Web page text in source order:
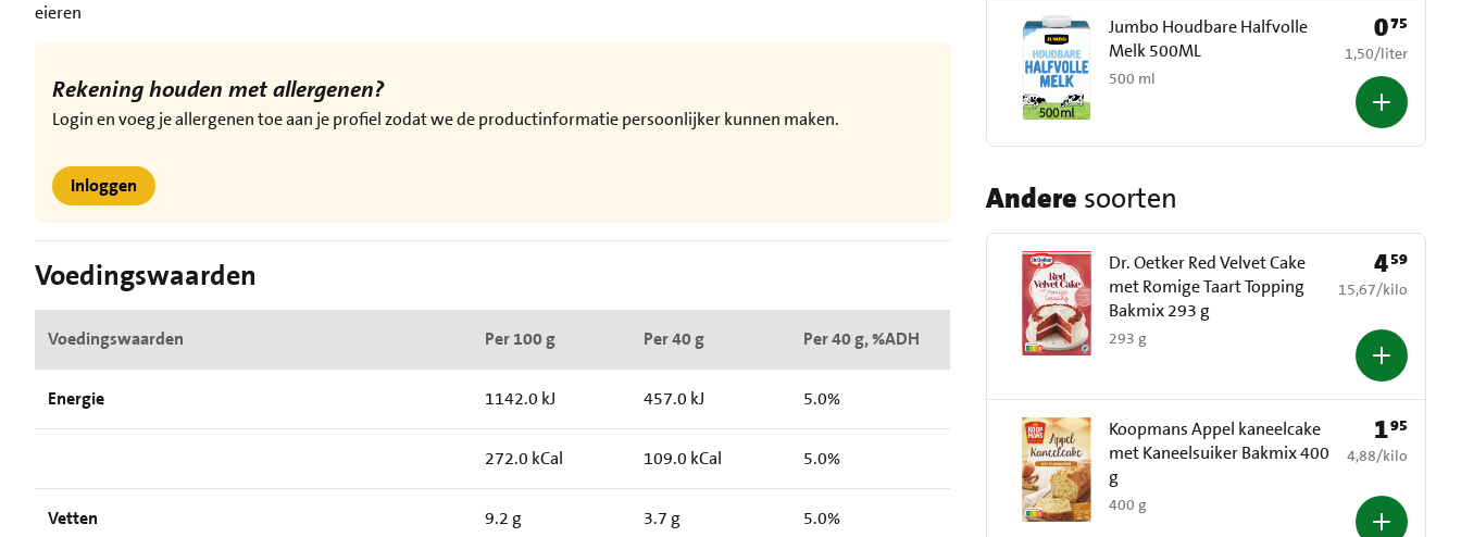
eieren
Rekening houden met allergenen?
Login en voeg je allergenen toe aan je profiel zodat we de productinformatie persoonlijker kunnen maken.
Inloggen
Voedingswaarden
Voedingswaarden Per 100 g Per 40 g Per 40 g, %ADH
Energie 1142.0 kJ 457.0 kJ 5.0%
272.0 kCal 109.0 kCal 5.0%
Vetten 9.2 g 3.7 g 5.0%
Jumbo Houdbare Halfvolle
Melk 500ML
500 ml
Prijs: € 0,75
075
€ 1,50 per liter
1,50/liter
Andere soorten
Dr. Oetker Red Velvet Cake
met Romige Taart Topping
Bakmix 293 g
293 g
Prijs: € 4,59
459
€ 15,67 per kilo
15,67/kilo
Koopmans Appel kaneelcake
met Kaneelsuiker Bakmix 400
g
400 g
Prijs: € 1,95
195
€ 4,88 per kilo
4,88/kilo